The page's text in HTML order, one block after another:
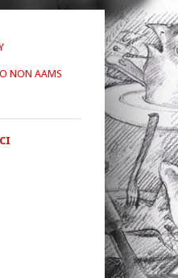
NON AAMS